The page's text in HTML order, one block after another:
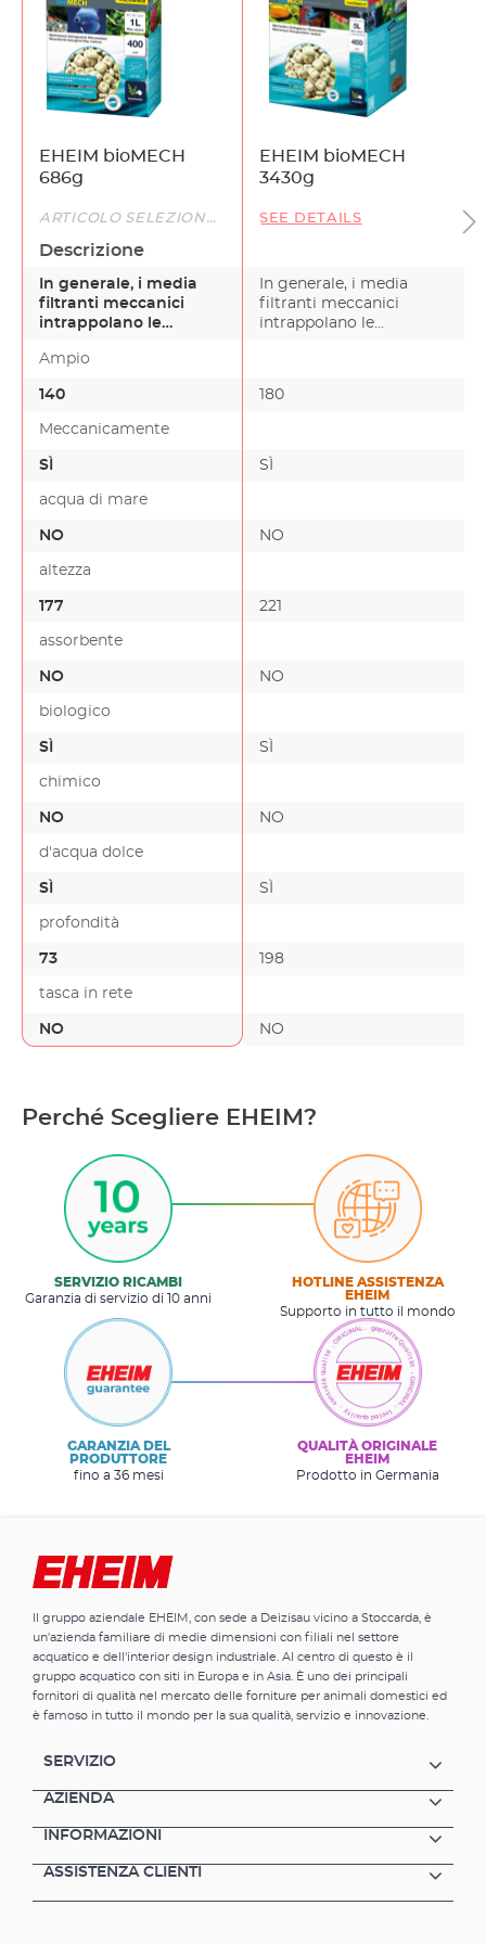
EHEIM bioMECH
686g
EHEIM bioMECH
3430g
ARTICOLO SELEZIONATO SEE DETAILS
Descrizione
In generale, i media
filtranti meccanici
intrappolano le
gr…
In generale, i media
filtranti meccanici
intrappolano le
Ampio
140 180
Meccanicamente
SÌ SÌ
acqua di mare
NO NO
altezza
177 221
assorbente
NO NO
biologico
SÌ SÌ
chimico
NO NO
d'acqua dolce
SÌ SÌ
profondità
73 198
tasca in rete
NO NO
Perché Scegliere EHEIM?
SERVIZIO RICAMBI
Garanzia di servizio di 10 anni
HOTLINE ASSISTENZA
EHEIM
Supporto in tutto il mondo
GARANZIA DEL
PRODUTTORE
fino a 36 mesi
QUALITÀ ORIGINALE
EHEIM
Prodotto in Germania
Il gruppo aziendale EHEIM, con sede a Deizisau vicino a Stoccarda, è
un'azienda familiare di medie dimensioni con filiali nel settore
acquatico e dell'interior design industriale. Al centro di questo è il
gruppo acquatico con siti in Europa e in Asia. È uno dei principali
fornitori di qualità nel mercato delle forniture per animali domestici ed
è famoso in tutto il mondo per la sua qualità, servizio e innovazione.
SERVIZIO
AZIENDA
INFORMAZIONI
ASSISTENZA CLIENTI